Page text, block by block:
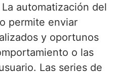
La automatización del
permite enviar
y oportunos
o las
Las series de